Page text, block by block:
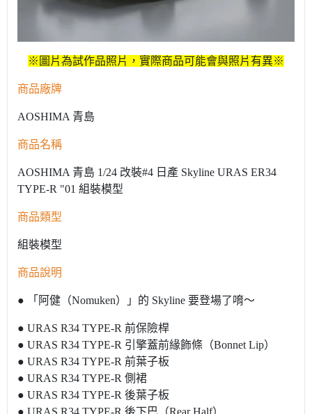
※圖片為試作品照片，實際商品可能會與照片有異※
商品廠牌
AOSHIMA 青島
商品名稱
AOSHIMA 青島 1/24 改裝#4 日產 Skyline URAS ER34
TYPE-R "01 組裝模型
商品類型
組裝模型
商品說明
● 「阿健（Nomuken）」的 Skyline 要登場了唷～
● URAS R34 TYPE-R 前保險桿
● URAS R34 TYPE-R 引擎蓋前緣飾條（Bonnet Lip）
● URAS R34 TYPE-R 前葉子板
● URAS R34 TYPE-R 側裙
● URAS R34 TYPE-R 後葉子板